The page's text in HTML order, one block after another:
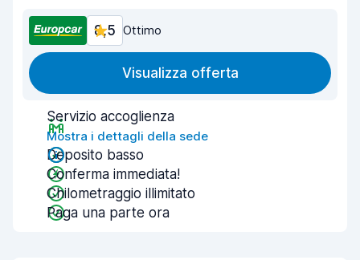
8,5 Ottimo
Visualizza offerta
Servizio accoglienza
Mostra i dettagli della sede
Deposito basso
Conferma immediata!
Chilometraggio illimitato
Paga una parte ora